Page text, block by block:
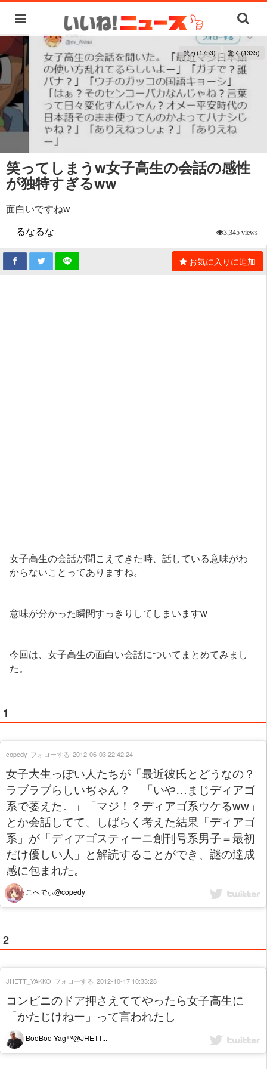
笑う(1753) 驚く(1335)
笑ってしまうw女子高生の会話の感性
が独特すぎるww
面白いですねw
るなるな
3,345 views
お気に入りに追加
女子高生の会話が聞こえてきた時、話している意味がわ
からないことってありますね。
意味が分かった瞬間すっきりしてしまいますw
今回は、女子高生の面白い会話についてまとめてみまし
た。
1
女子大生っぽい人たちが「最近彼氏とどうなの？
ラブラブらしいぢゃん？」「いや…まじディアゴ
系で萎えた。」「マジ！？ディアゴ系ウケるww」
とか会話してて、しばらく考えた結果「ディアゴ
系」が「ディアゴスティーニ創刊号系男子＝最初
だけ優しい人」と解読することができ、謎の達成
感に包まれた。
こぺでぃ@copedy
copedy フォローする 2012-06-03 22:42:24
2
コンビニのドア押さえててやったら女子高生に
「かたじけねー」って言われたし
BooBoo Yag™@JHETT...
JHETT_YAKKO フォローする 2012-10-17 10:33:28